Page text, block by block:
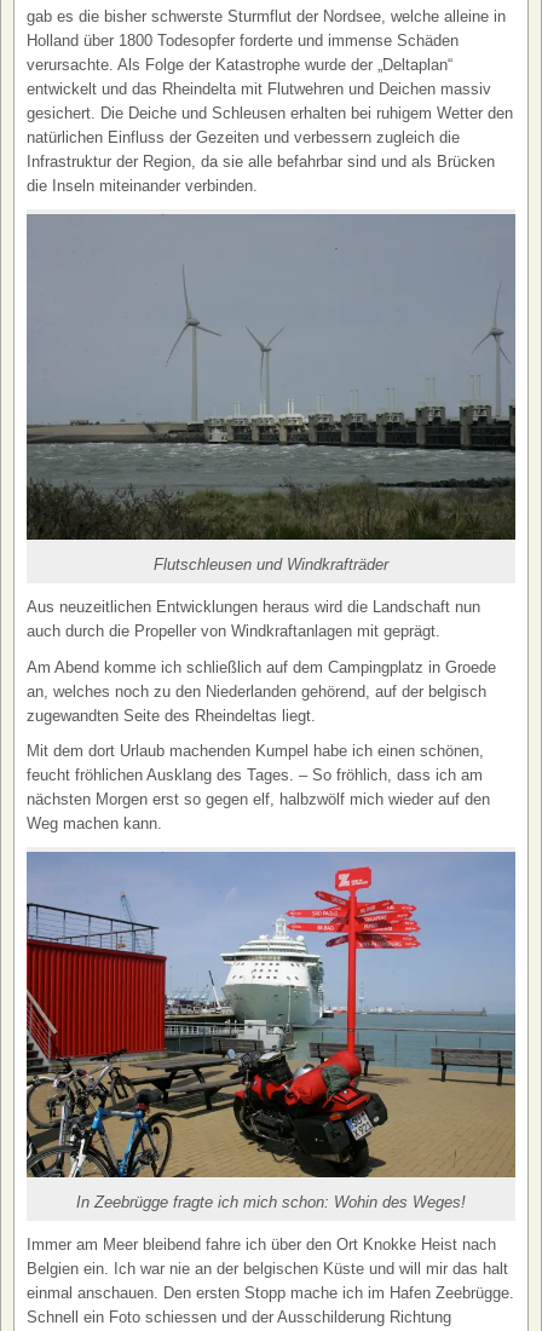
gab es die bisher schwerste Sturmflut der Nordsee, welche alleine in
Holland über 1800 Todesopfer forderte und immense Schäden
verursachte. Als Folge der Katastrophe wurde der „Deltaplan“
entwickelt und das Rheindelta mit Flutwehren und Deichen massiv
gesichert. Die Deiche und Schleusen erhalten bei ruhigem Wetter den
natürlichen Einfluss der Gezeiten und verbessern zugleich die
Infrastruktur der Region, da sie alle befahrbar sind und als Brücken
die Inseln miteinander verbinden.
Flutschleusen und Windkrafträder
Aus neuzeitlichen Entwicklungen heraus wird die Landschaft nun
auch durch die Propeller von Windkraftanlagen mit geprägt.
Am Abend komme ich schließlich auf dem Campingplatz in Groede
an, welches noch zu den Niederlanden gehörend, auf der belgisch
zugewandten Seite des Rheindeltas liegt.
Mit dem dort Urlaub machenden Kumpel habe ich einen schönen,
feucht fröhlichen Ausklang des Tages. – So fröhlich, dass ich am
nächsten Morgen erst so gegen elf, halbzwölf mich wieder auf den
Weg machen kann.
In Zeebrügge fragte ich mich schon: Wohin des Weges!
Immer am Meer bleibend fahre ich über den Ort Knokke Heist nach
Belgien ein. Ich war nie an der belgischen Küste und will mir das halt
einmal anschauen. Den ersten Stopp mache ich im Hafen Zeebrügge.
Schnell ein Foto schiessen und der Ausschilderung Richtung